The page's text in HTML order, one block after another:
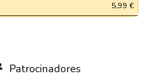
5,99 €
Patrocinadores